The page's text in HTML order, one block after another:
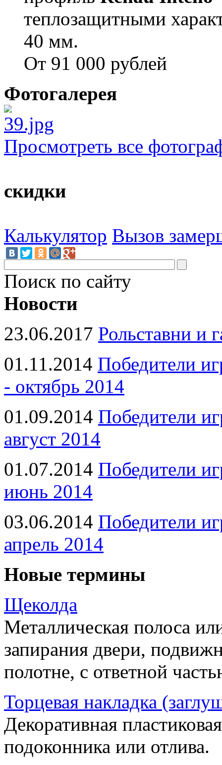
теплозащитными
40 мм.
От 91 000 рублей
Фотогалерея
Просмотреть все
скидки
Калькулятор Вызов
Поиск по сайту
Новости
23.06.2017 Рольставни и
01.11.2014 Победители
- октябрь 2014
01.09.2014 Победители
август 2014
01.07.2014 Победители
июнь 2014
03.06.2014 Победители
апрель 2014
Новые термины
Щеколда
Металлическая полоса
запирания двери,
полотне, с ответной
Торцевая накладка
Декоративная
подоконника или отлива.